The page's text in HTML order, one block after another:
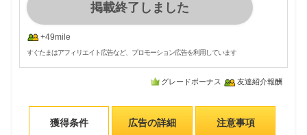
掲載終了しました
+49mile
すぐたまはアフィリエイト広告など、プロモーション広告を利用しています
グレードボーナス 友達紹介報酬
獲得条件 広告の詳細 注意事項